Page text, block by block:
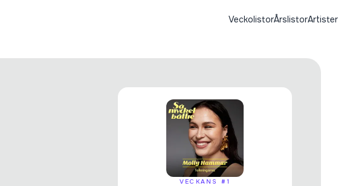
VeckolistorÅrslistorArtister
VECKANS #1